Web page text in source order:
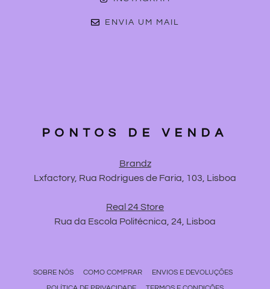
ENVIA UM MAIL
PONTOS DE VENDA
Brandz
Lxfactory, Rua Rodrigues de Faria, 103, Lisboa
Real 24 Store
Rua da Escola Politécnica, 24, Lisboa
SOBRE NÓS COMO COMPRAR
ENVIOS E DEVOLUÇÕES